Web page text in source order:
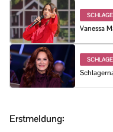
Vanessa
Erstmeldung: